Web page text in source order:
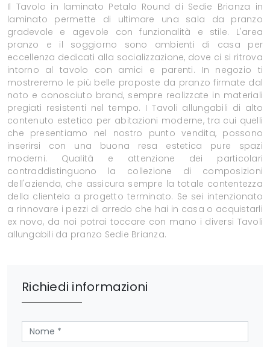
Il Tavolo in laminato Petalo Round di Sedie Brianza in
laminato permette di ultimare una sala da pranzo
gradevole e agevole con funzionalità e stile. L'area
pranzo e il soggiorno sono ambienti di casa per
eccellenza dedicati alla socializzazione, dove ci si ritrova
intorno al tavolo con amici e parenti. In negozio ti
mostreremo le più belle proposte da pranzo firmate dal
noto e conosciuto brand, sempre realizzate in materiali
pregiati resistenti nel tempo. I Tavoli allungabili di alto
contenuto estetico per abitazioni moderne, tra cui quelli
che presentiamo nel nostro punto vendita, possono
inserirsi con una buona resa estetica pure spazi
moderni. Qualità e attenzione dei particolari
contraddistinguono la collezione di composizioni
dell'azienda, che assicura sempre la totale contentezza
della clientela a progetto terminato. Se sei intenzionato
a rinnovare i pezzi di arredo che hai in casa o acquistarli
ex novo, da noi potrai toccare con mano i diversi Tavoli
allungabili da pranzo Sedie Brianza.
Richiedi informazioni